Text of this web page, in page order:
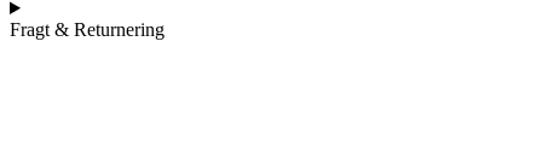
Fragt & Returnering